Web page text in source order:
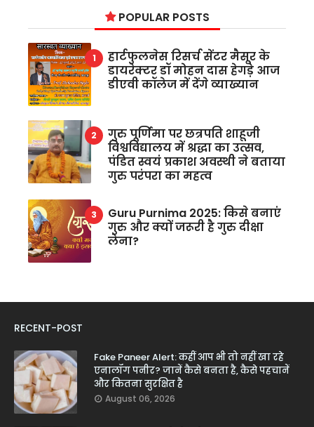
POPULAR POSTS
हार्टफुलनेस रिसर्च सेंटर मैसूर के
डायरेक्टर डॉ मोहन दास हेगड़े आज
डीएवी कॉलेज में देंगे व्याख्यान
गुरु पूर्णिमा पर छत्रपति शाहूजी
विश्वविद्यालय में श्रद्धा का उत्सव,
पंडित स्वयं प्रकाश अवस्थी ने बताया
गुरु परंपरा का महत्व
Guru Purnima 2025: किसे बनाएं
गुरु और क्यों जरूरी है गुरु दीक्षा
लेना?
RECENT-POST
Fake Paneer Alert: कहीं आप भी तो नहीं खा रहे
एनालॉग पनीर? जानें कैसे बनता है, कैसे पहचानें
और कितना सुरक्षित है
August 06, 2026